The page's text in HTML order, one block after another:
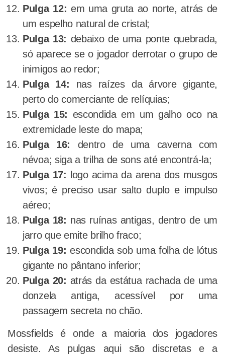
Pulga 12: em uma gruta ao norte, atrás de
um espelho natural de cristal;
Pulga 13: debaixo de uma ponte quebrada,
só aparece se o jogador derrotar o grupo de
inimigos ao redor;
Pulga 14: nas raízes da árvore gigante,
perto do comerciante de relíquias;
Pulga 15: escondida em um galho oco na
extremidade leste do mapa;
Pulga 16: dentro de uma caverna com
névoa; siga a trilha de sons até encontrá-la;
Pulga 17: logo acima da arena dos musgos
vivos; é preciso usar salto duplo e impulso
aéreo;
Pulga 18: nas ruínas antigas, dentro de um
jarro que emite brilho fraco;
Pulga 19: escondida sob uma folha de lótus
gigante no pântano inferior;
Pulga 20: atrás da estátua rachada de uma
donzela antiga, acessível por uma
passagem secreta no chão.
Mossfields é onde a maioria dos jogadores
desiste. As pulgas aqui são discretas e a